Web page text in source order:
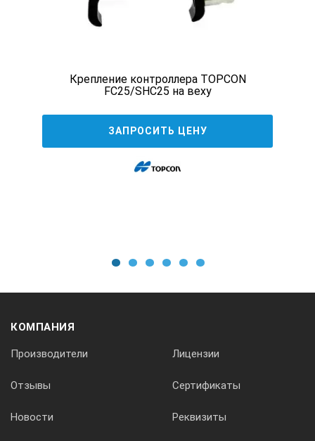
Крепление контроллера TOPCON
FC25/SHС25 на веху
ЗАПРОСИТЬ ЦЕНУ
КОМПАНИЯ
Производители Лицензии
Отзывы Сертификаты
Новости Реквизиты